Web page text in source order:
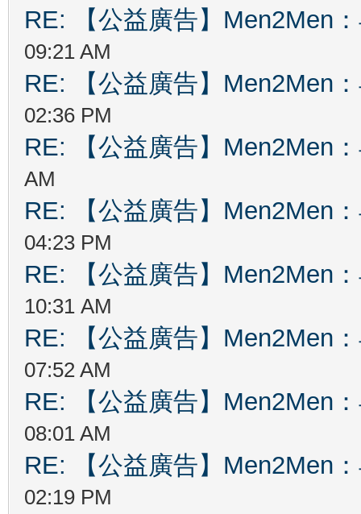
RE: 【公益廣告】Men2Men
09:21 AM
RE: 【公益廣告】Men2Men
02:36 PM
RE: 【公益廣告】Men2Men
AM
RE: 【公益廣告】Men2Men
04:23 PM
RE: 【公益廣告】Men2Men
10:31 AM
RE: 【公益廣告】Men2Men
07:52 AM
RE: 【公益廣告】Men2Men
08:01 AM
RE: 【公益廣告】Men2Men
02:19 PM